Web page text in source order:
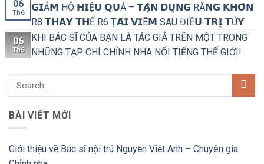
06
Th6
𝗚𝗜Ả𝗠 HÔ 𝗛𝗜Ệ𝗨 𝗤𝗨Ả – 𝗧𝗔̣̂𝗡 𝗗𝗨̣𝗡𝗚 RĂ𝗡𝗚 𝗞𝗛𝗢̂𝗡
R8 𝗧𝗛𝗔𝗬 𝗧𝗛Ế R6 Ṭ𝗔́𝗜 𝗩𝗜Ê𝗠 SAU ĐIỀ𝗨 𝗧𝗥𝗜̣ 𝗧Ủ𝗬
06
Th6
KHI BÁC SĨ CỦA BẠN LÀ TÁC GIẢ TRÊN MỘT TRONG
NHỮNG TẠP CHÍ CHỈNH NHA NỔI TIẾNG THẾ GIỚI!
BÀI VIẾT MỚI
Giới thiệu về Bác sĩ nội trú Nguyễn Việt Anh – Chuyên gia